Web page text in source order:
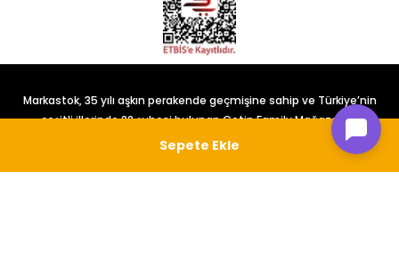
Markastok, 35 yılı aşkın perakende geçmişine sahip ve Türkiye’nin
çeşitli illerinde 22 şubesi bulunan Çetin Family Mağazacılık
tarafından kurulmuştur.